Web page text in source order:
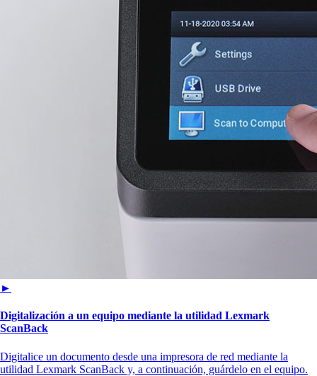
►
Digitalización a un equipo mediante la utilidad Lexmark
ScanBack
Digitalice un documento desde una impresora de red mediante la
utilidad Lexmark ScanBack y, a continuación, guárdelo en el equipo.